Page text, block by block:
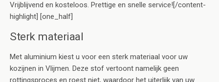
Vrijblijvend en kosteloos. Prettige en snelle service![/content-
highlight] [one_half]
Sterk materiaal
Met aluminium kiest u voor een sterk materiaal voor uw
kozijnen in Vlijmen. Deze stof vertoont namelijk geen
rottingsproces en roest niet, waardoor het uiterlijk van uw